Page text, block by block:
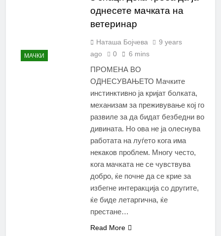
МАЧКИ
однесете мачката на
ветеринар
Наташа Бојчева
9 years
ago
0 6 mins
ПРОМЕНА ВО
ОДНЕСУВАЊЕТО Мачките
инстинктивно ја кријат болката,
механизам за преживување кој го
развиле за да бидат безбедни во
дивината. Но ова не ja олеснува
работата на луѓето кога има
некаков проблем. Многу често,
кога мачката не се чувствува
добро, ќе почне да се крие за
избегне интеракција со другите,
ќе биде летаргична, ќе
престане…
Read More